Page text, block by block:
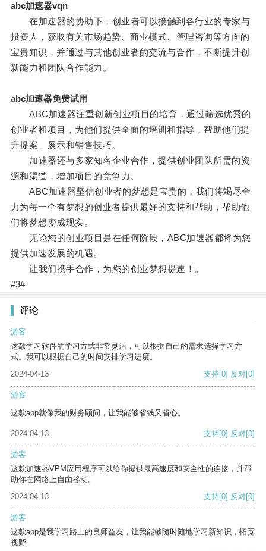
abc加速器vqn
在加速器的协助下，创业者可以接触到各行业的专家与
投资人，获取有关市场趋势、商业模式、管理咨询等方面的
宝贵知识，并通过与其他创业者的交流与合作，不断提升创
新能力和团队合作能力。
abc加速器免费试用
ABC加速器注重创新创业项目的培育，通过筛选优秀的
创业者和项目，为他们提供全面的培训和指导，帮助他们提
升提案、展示和销售技巧。
加速器还与多家知名企业合作，提供创业团队所需的资
源和渠道，增加项目的竞争力。
ABC加速器坚信创业者的梦想是宝贵的，我们将竭尽全
力为每一个有梦想的创业者提供最好的支持和帮助，帮助他
们将梦想变成现实。
无论您的创业项目是在任何阶段，ABC加速器都将为您
提供加速发展的机遇。
让我们携手合作，为您的创业梦想提速！。
#3#
评论
游客
这款学习软件的学习方式非常灵活，可以根据自己的需求选择学习方
式。我可以根据自己的时间安排学习进度。
2024-04-13
支持[0] 反对[0]
游客
这款app就像我的财务顾问，让我能够省钱又省心。
2024-04-13 支持[0] 反对[0]
游客
这款加速器VPM应用程序可以给你提供最高速度和安全性的连接，并帮
助你在网络上自由移动。
2024-04-13
支持[0] 反对[0]
游客
这款app是我学习路上的良师益友，让我能够随时随地学习新知识，拓宽
视野。